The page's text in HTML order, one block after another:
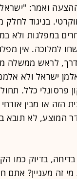
ואמר:
בניגוד לחלק
במפלגות ולא
למלוכה. אין
לראש ממשלה
ישראל ולא
פרסונלי כלל.
הזה או מבין
המוצע, לא תובא
בדיוק כמו
זה מעניין? אתם